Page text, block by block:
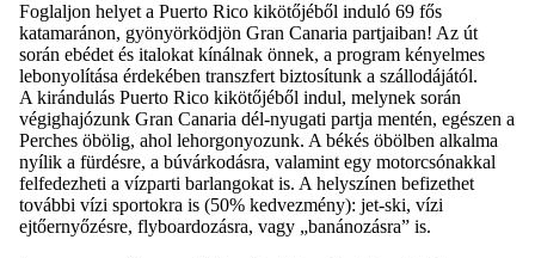
Foglaljon helyet a Puerto Rico kikötőjéből induló 69 fős
katamaránon, gyönyörködjön Gran Canaria partjaiban! Az út
során ebédet és italokat kínálnak önnek, a program kényelmes
lebonyolítása érdekében transzfert biztosítunk a szállodájától.
A kirándulás Puerto Rico kikötőjéből indul, melynek során
végighajózunk Gran Canaria dél-nyugati partja mentén, egészen a
Perches öbölig, ahol lehorgonyozunk. A békés öbölben alkalma
nyílik a fürdésre, a búvárkodásra, valamint egy motorcsónakkal
felfedezheti a vízparti barlangokat is. A helyszínen befizethet
további vízi sportokra is (50% kedvezmény): jet-ski, vízi
ejtőernyőzésre, flyboardozásra, vagy „banánozásra” is.